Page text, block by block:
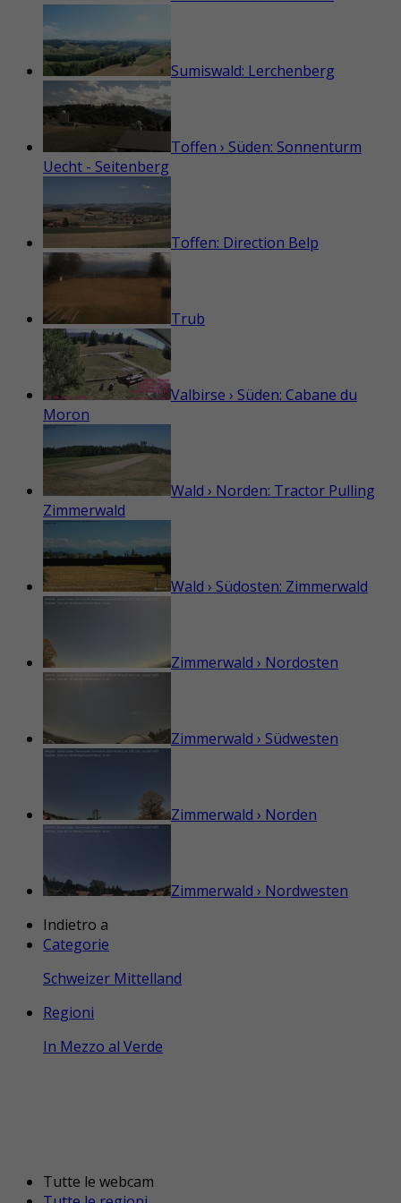
Sumiswald: Lerchenberg
Toffen › Süden: Sonnenturm
Uecht - Seitenberg
Toffen: Direction Belp
Trub
Valbirse › Süden: Cabane du
Moron
Wald › Norden: Tractor Pulling
Zimmerwald
Wald › Südosten: Zimmerwald
Zimmerwald › Nordosten
Zimmerwald › Südwesten
Zimmerwald › Norden
Zimmerwald › Nordwesten
Indietro a
Categorie
Schweizer Mittelland
Regioni
In Mezzo al Verde
Tutte le webcam